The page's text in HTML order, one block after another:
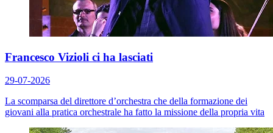
Francesco Vizioli ci ha lasciati
29-07-2026
La scomparsa del direttore d’orchestra che della formazione dei
giovani alla pratica orchestrale ha fatto la missione della propria vita